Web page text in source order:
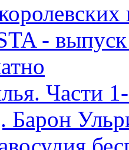
- выпуск
Части
Барон